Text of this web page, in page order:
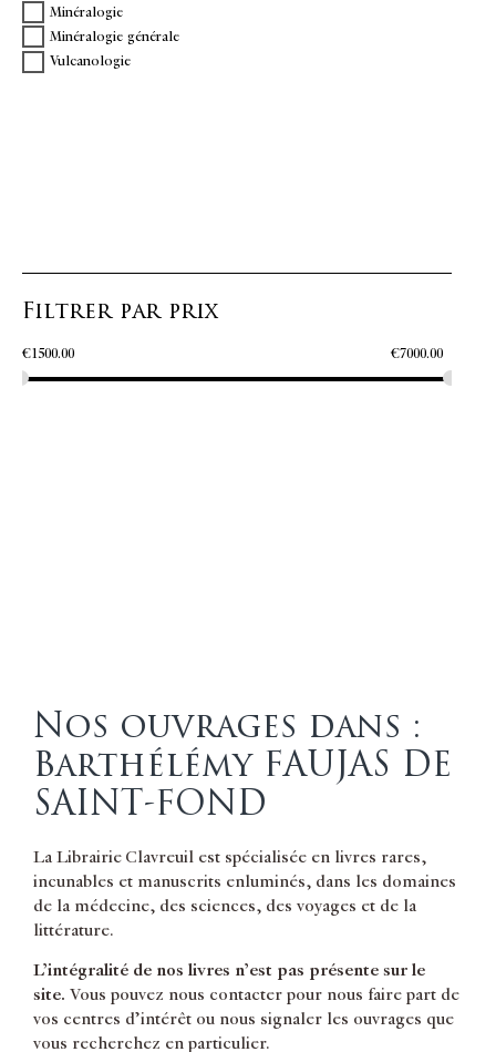
Minéralogie
Minéralogie générale
Vulcanologie
Filtrer par prix
€1500.00 €7000.00
Nos ouvrages dans :
Barthélémy FAUJAS DE
SAINT-FOND
La Librairie Clavreuil est spécialisée en livres rares,
incunables et manuscrits enluminés, dans les domaines
de la médecine, des sciences, des voyages et de la
littérature.
L’intégralité de nos livres n’est pas présente sur le
site. Vous pouvez nous contacter pour nous faire part de
vos centres d’intérêt ou nous signaler les ouvrages que
vous recherchez en particulier.